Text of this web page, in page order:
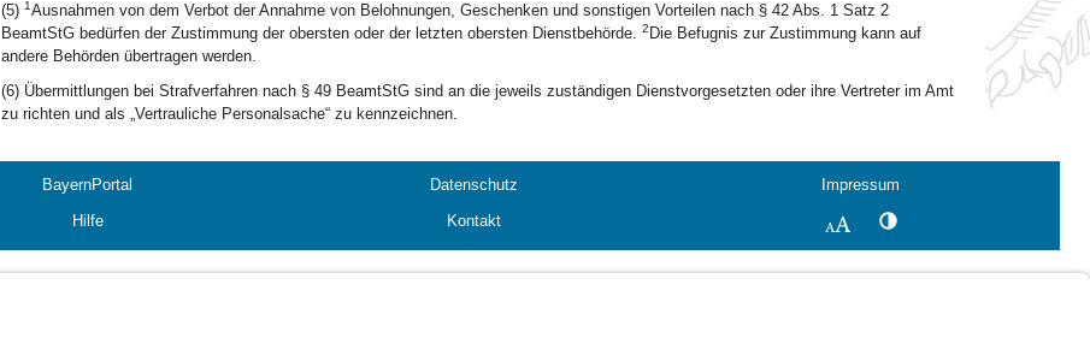
(5) 1Ausnahmen von dem Verbot der Annahme von Belohnungen, Geschenken und sonstigen Vorteilen nach § 42 Abs. 1 Satz 2
BeamtStG bedürfen der Zustimmung der obersten oder der letzten obersten Dienstbehörde. 2 Die Befugnis zur Zustimmung kann auf
andere Behörden übertragen werden.
(6) Übermittlungen bei Strafverfahren nach § 49 BeamtStG sind an die jeweils zuständigen Dienstvorgesetzten oder ihre Vertreter im Amt
zu richten und als „Vertrauliche Personalsache“ zu kennzeichnen.
BayernPortal Datenschutz
Impressum
Hilfe Kontakt SchriftgrößeKontrastwechsel